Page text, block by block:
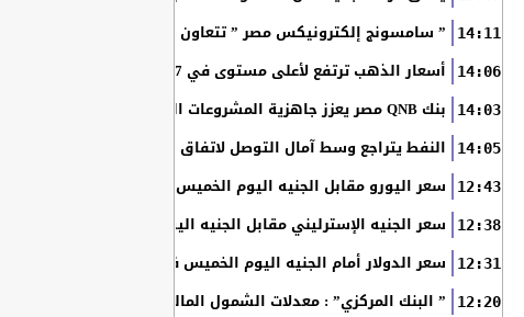
14:11 ” سامسونج إلكترونيكس مصر ” تتعاون مع ويجز وLege-Cy في أحدث حملاتها للترويج لسلسلة Galaxy...
14:06 أسعار الذهب ترتفع لأعلى مستوى في 7 أسابيع بدعم آمال فتح مضيق هرمز
14:03 بنك QNB مصر يعزز جاهزية المشروعات الصغيرة والمتوسطة للنمو والتوسع من خلال برنامج أبطال المشروعات الصغيرة...
14:05 النفط يتراجع وسط آمال التوصل لاتفاق بين أمريكا وإيران
12:43 سعر اليورو مقابل الجنيه اليوم الخميس في البنوك المصرية
12:38 سعر الجنيه الإسترليني مقابل الجنيه اليوم الخميس في البنوك
12:31 سعر الدولار أمام الجنيه اليوم الخميس في البنوك المصرية
12:20 ” البنك المركزي” : معدلات الشمول المالي تواصل ارتفاعها 79% من المواطنين يمتلكون حسابات نشطة...